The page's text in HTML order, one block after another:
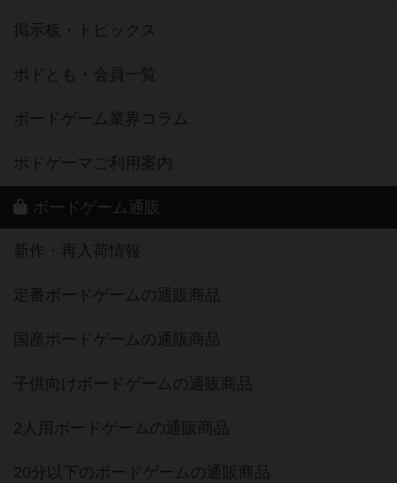
掲示板・トピックス
ボドとも・会員一覧
ボードゲーム業界コラム
ボドゲーマご利用案内
ボードゲーム通販
新作・再入荷情報
定番ボードゲームの通販商品
国産ボードゲームの通販商品
子供向けボードゲームの通販商品
2人用ボードゲームの通販商品
20分以下のボードゲームの通販商品